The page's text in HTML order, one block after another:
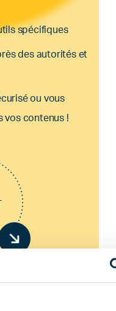
spécifiques
des autorités et
ou vous
vos contenus !